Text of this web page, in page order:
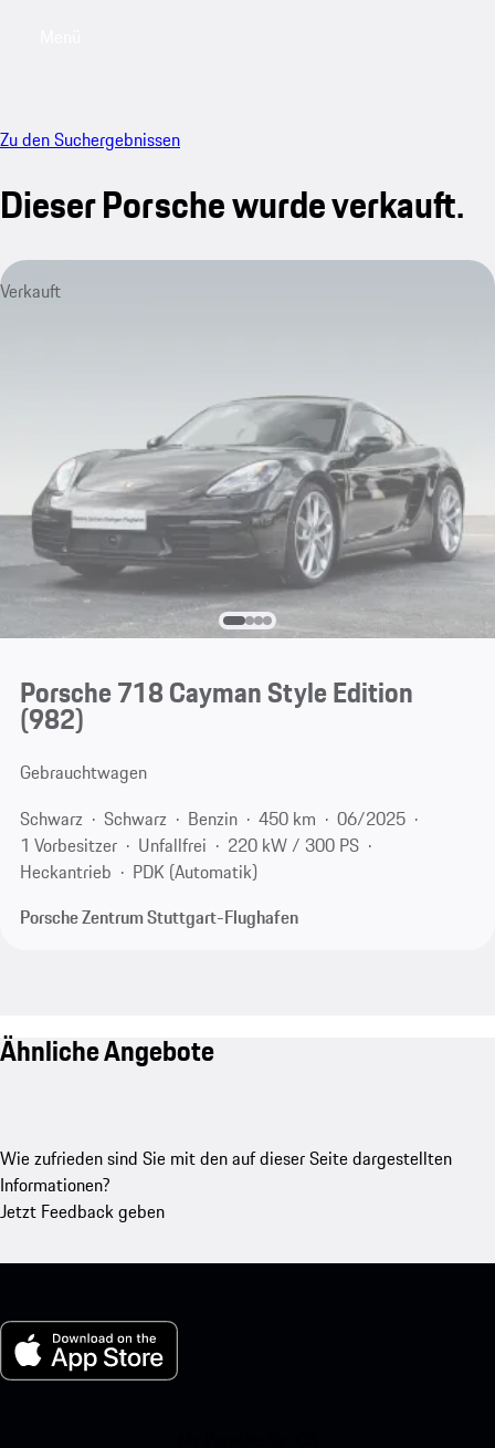
Zu den Suchergebnissen
Dieser Porsche wurde verkauft.
Verkauft
Porsche 718 Cayman Style Edition
(982)
Gebrauchtwagen
Schwarz
Schwarz Benzin 450 km
06/2025
1 Vorbesitzer
Unfallfrei
220 kW / 300 PS
Heckantrieb
PDK (Automatik)
Porsche Zentrum Stuttgart-Flughafen
Ähnliche Angebote
Wie zufrieden sind Sie mit den auf dieser Seite dargestellten
Informationen?
Jetzt Feedback geben